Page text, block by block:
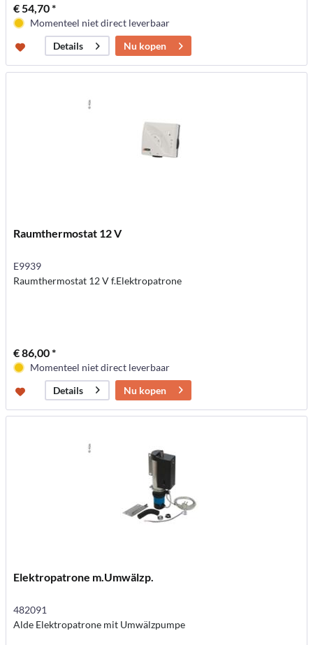
€ 54,70 *
Momenteel niet direct leverbaar
Details
Nu kopen
Raumthermostat 12 V
E9939
Raumthermostat 12 V f.Elektropatrone
€ 86,00 *
Momenteel niet direct leverbaar
Details
Nu kopen
Elektropatrone m.Umwälzp.
482091
Alde Elektropatrone mit Umwälzpumpe